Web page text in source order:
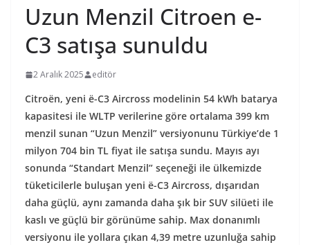
Uzun Menzil Citroen e-
C3 satışa sunuldu
2 Aralık 2025 editör
Citroën, yeni ë-C3 Aircross modelinin 54 kWh batarya
kapasitesi ile WLTP verilerine göre ortalama 399 km
menzil sunan “Uzun Menzil” versiyonunu Türkiye’de 1
milyon 704 bin TL fiyat ile satışa sundu. Mayıs ayı
sonunda “Standart Menzil” seçeneği ile ülkemizde
tüketicilerle buluşan yeni ë-C3 Aircross, dışarıdan
daha güçlü, aynı zamanda daha şık bir SUV silüeti ile
kaslı ve güçlü bir görünüme sahip. Max donanımlı
versiyonu ile yollara çıkan 4,39 metre uzunluğa sahip